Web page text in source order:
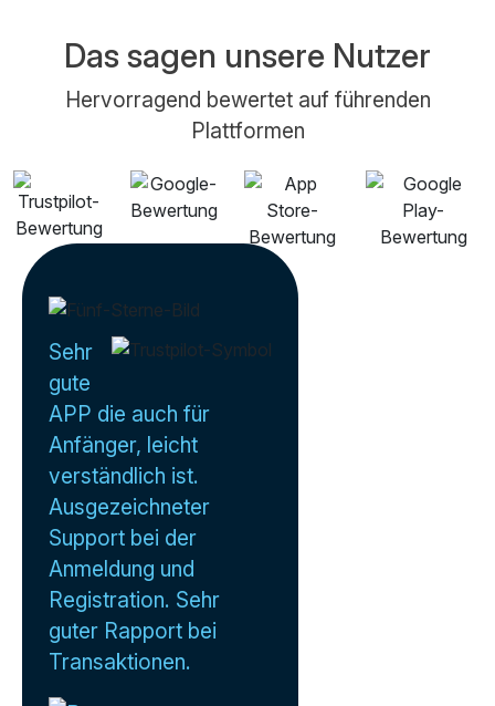
Das sagen unsere Nutzer
Hervorragend bewertet auf führenden
Plattformen
Sehr
gute
APP die auch für
Anfänger, leicht
verständlich ist.
Ausgezeichneter
Support bei der
Anmeldung und
Registration. Sehr
guter Rapport bei
Transaktionen.